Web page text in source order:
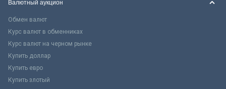
Валютный аукцион
Обмен валют
Курс валют в обменниках
Курс валют на черном рынке
Купить доллар
Купить евро
Купить злотый